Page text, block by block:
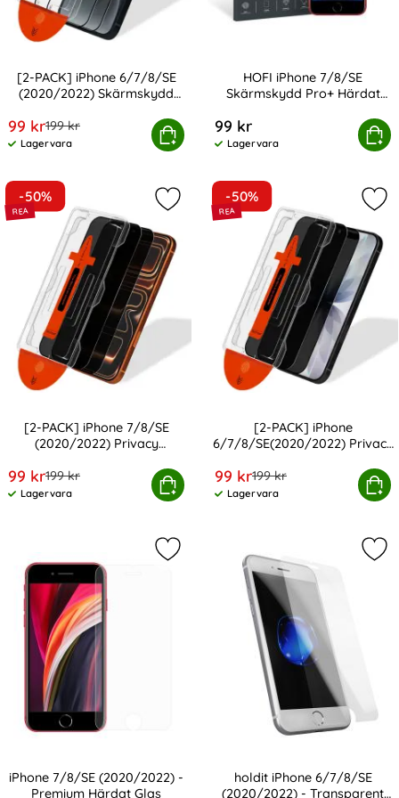
[2-PACK] iPhone 6/7/8/SE
(2020/2022) Skärmskydd
Monteringsram
rea pris
99 krtidigare pris
199 kr
Tillgänglighet:
Lagervara
Köp
8/SE (2020/2022) Skärmskydd Härdat Glas - Med
HOFI iPhone 7/8/SE
Skärmskydd Pro+ Härdat
99 kr
Tillgänglighet:
Lagervara
Köp
HOFI iPhone 7/8/SE
-50%
[2-PACK] iPhone 7/8/SE
(2020/2022) Privacy
Monteringsram
rea pris
99 krtidigare pris
199 kr
Tillgänglighet:
Lagervara
Köp
SE (2020/2022) Privacy Skärmskydd Härdat Glas-
Markera [2-PACK] iPhone 7/8/SE
-50%
[2-PACK] iPhone
6/7/8/SE(2020/2022) Privacy
Monteringsram
rea pris
99 krtidigare pris
199 kr
Tillgänglighet:
Lagervara
Köp
[2-PACK] iPhone 6/7/8/SE(2020/2022)
iPhone 7/8/SE (2020/2022) -
Premium Härdat Glas
Markera iPhone 7/8/SE (2020/
holdit iPhone 6/7/8/SE
(2020/2022) - Transparent